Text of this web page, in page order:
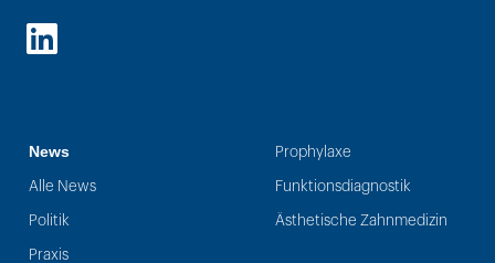
LinkedIn
News
Alle News
Politik
Praxis
Prophylaxe
Funktionsdiagnostik
Ästhetische Zahnmedizin